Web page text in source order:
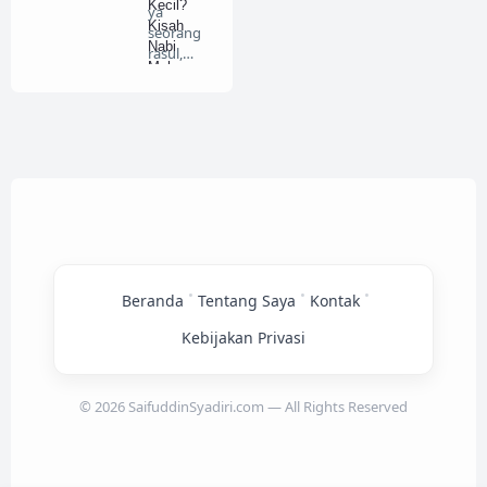
Kecil?
Kisah
Nabi
Muhamma
ya
seorang
rasul,
Beranda • Tentang Saya • Kontak •
Kebijakan Privasi
© 2026 SaifuddinSyadiri.com — All Rights Reserved